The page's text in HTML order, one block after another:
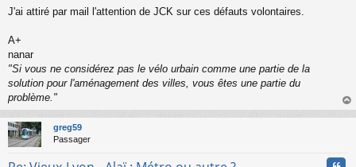
o
u
J'ai attiré par mail l'attention de JCK sur ces défauts volontaires.
A+
nanar
"Si vous ne considérez pas le vélo urbain comme une partie de la
solution pour l'aménagement des villes, vous êtes une partie du
problème."
au
greg59
Passager